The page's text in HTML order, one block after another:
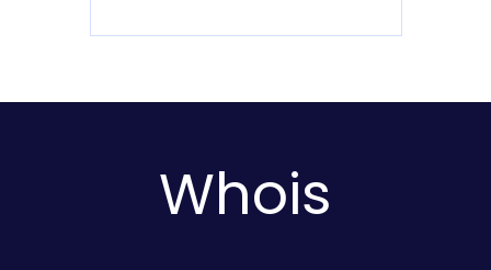
Whois